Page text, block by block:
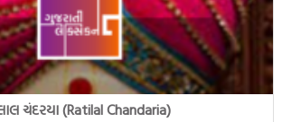
ચંદરયા (Ratilal Chandaria)